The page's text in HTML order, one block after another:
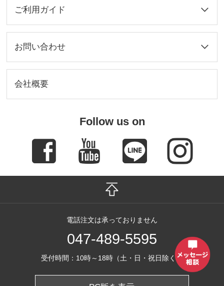
ーストラリア産の水牛を提供しております。※当商品
では、色模様の理由の返品交換ではお承ておりませ
ご利用ガイド
お問い合わせ
会社概要
Follow us on
電話注文は承っておりません
047-489-5595
受付時間：10時～18時（土・日・祝日除く）